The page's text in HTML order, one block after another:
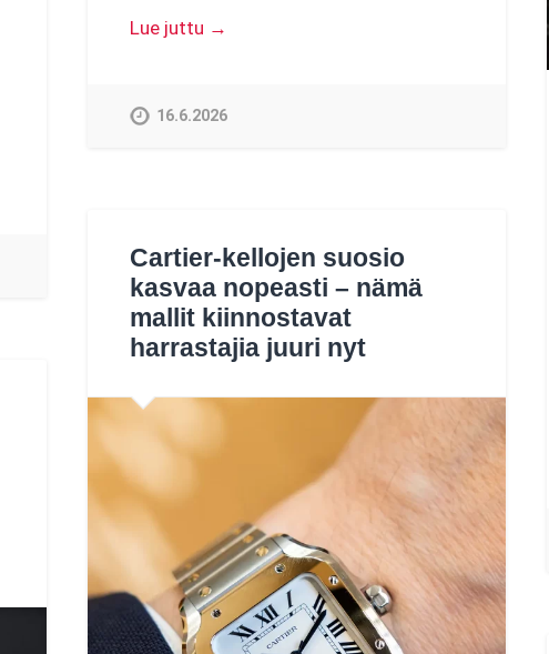
Lue juttu →
16.6.2026
Cartier-kellojen suosio
kasvaa nopeasti – nämä
mallit kiinnostavat
harrastajia juuri nyt